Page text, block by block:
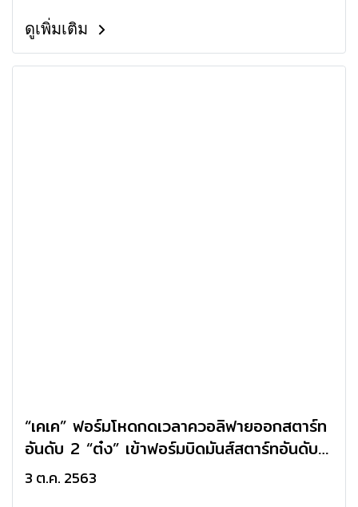
ดูเพิ่มเติม
“เคเค” ฟอร์มโหดกดเวลาควอลิฟายออกสตาร์ท
อันดับ 2 “ต๋ง” เข้าฟอร์มบิดมันส์สตาร์ทอันดับ
6 ศึก ซีอีวี โมโตทู ยุโรป ที่อาราก้อน
3 ต.ค. 2563